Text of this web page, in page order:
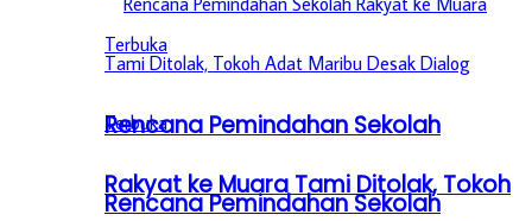
Rencana Pemindahan Sekolah
Rakyat ke Muara Tami Ditolak, Tokoh
Rencana Pemindahan Sekolah